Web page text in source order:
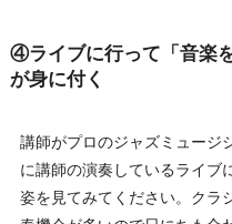
④ライブに行って「音楽
が身に付く
講師がプロのジャズミュージ
に講師の演奏しているライブ
姿を見てみてください。クラ